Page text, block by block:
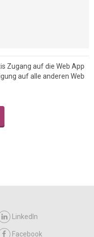
Zugang auf die Web App
auf alle anderen Web
LinkedIn
Facebook